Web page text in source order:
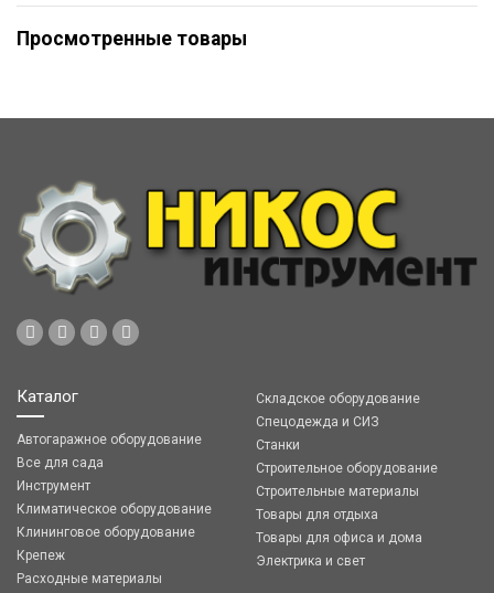
Просмотренные товары
Каталог
Автогаражное оборудование
Все для сада
Инструмент
Климатическое оборудование
Клининговое оборудование
Крепеж
Расходные материалы
Складское оборудование
Спецодежда и СИЗ
Станки
Строительное оборудование
Строительные материалы
Товары для отдыха
Товары для офиса и дома
Электрика и свет